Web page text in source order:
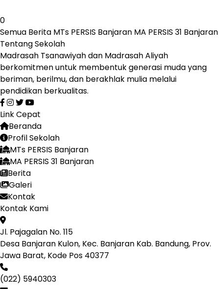
0
Semua Berita MTs PERSIS Banjaran MA PERSIS 31 Banjaran
Tentang Sekolah
Madrasah Tsanawiyah dan Madrasah Aliyah
berkomitmen untuk membentuk generasi muda yang
beriman, berilmu, dan berakhlak mulia melalui
pendidikan berkualitas.
Link Cepat
Beranda
Profil Sekolah
MTs PERSIS Banjaran
MA PERSIS 31 Banjaran
Berita
Galeri
Kontak
Kontak Kami
Jl. Pajagalan No. 115
Desa Banjaran Kulon, Kec. Banjaran Kab. Bandung, Prov.
Jawa Barat, Kode Pos 40377
(022) 5940303